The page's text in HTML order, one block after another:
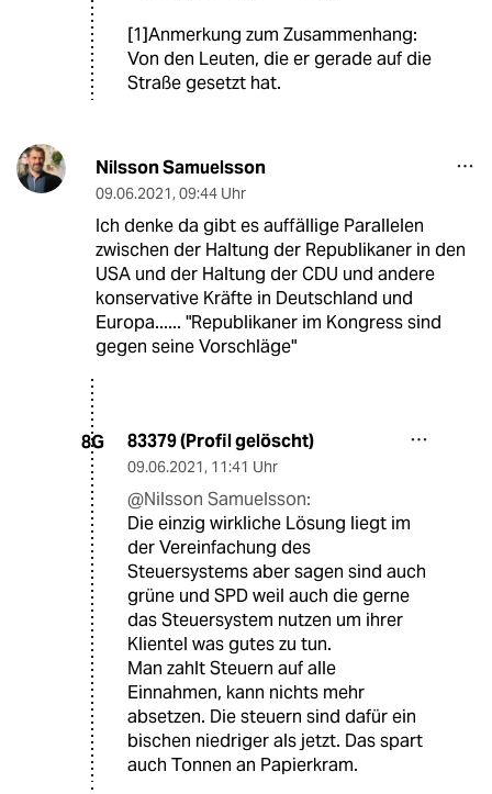
[1]Anmerkung zum Zusammenhang:
Von den Leuten, die er gerade auf die
Straße gesetzt hat.
Nilsson Samuelsson
09.06.2021, 09:44 Uhr
Ich denke da gibt es auffällige Parallelen
zwischen der Haltung der Republikaner in den
USA und der Haltung der CDU und andere
konservative Kräfte in Deutschland und
Europa...... "Republikaner im Kongress sind
gegen seine Vorschläge"
8G 83379 (Profil gelöscht)
09.06.2021, 11:41 Uhr
@Nilsson Samuelsson:
Die einzig wirkliche Lösung liegt im
der Vereinfachung des
Steuersystems aber sagen sind auch
grüne und SPD weil auch die gerne
das Steuersystem nutzen um ihrer
Klientel was gutes zu tun.
Man zahlt Steuern auf alle
Einnahmen, kann nichts mehr
absetzen. Die steuern sind dafür ein
bischen niedriger als jetzt. Das spart
auch Tonnen an Papierkram.